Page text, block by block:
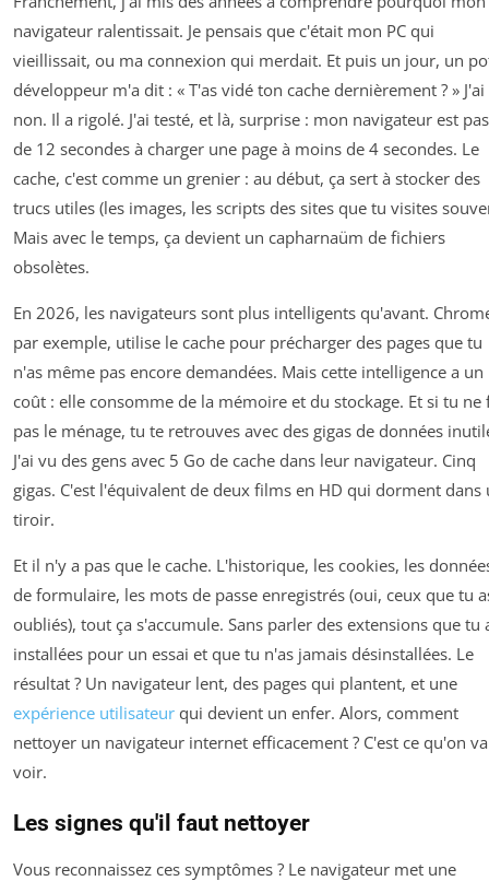
navigateur ralentissait. Je pensais que c'était mon PC qui
vieillissait, ou ma connexion qui merdait. Et puis un jour, un
développeur m'a dit : « T'as vidé ton cache dernièrement ? »
non. Il a rigolé. J'ai testé, et là, surprise : mon navigateur est
de 12 secondes à charger une page à moins de 4 secondes. Le
cache, c'est comme un grenier : au début, ça sert à stocker des
trucs utiles (les images, les scripts des sites que tu visites
Mais avec le temps, ça devient un capharnaüm de fichiers
obsolètes.
En 2026, les navigateurs sont plus intelligents qu'avant.
par exemple, utilise le cache pour précharger des pages que tu
n'as même pas encore demandées. Mais cette intelligence a un
coût : elle consomme de la mémoire et du stockage. Et si tu ne
pas le ménage, tu te retrouves avec des gigas de données
J'ai vu des gens avec 5 Go de cache dans leur navigateur. Cinq
gigas. C'est l'équivalent de deux films en HD qui dorment dans
tiroir.
Et il n'y a pas que le cache. L'historique, les cookies, les
de formulaire, les mots de passe enregistrés (oui, ceux que tu
oubliés), tout ça s'accumule. Sans parler des extensions que tu
installées pour un essai et que tu n'as jamais désinstallées. Le
résultat ? Un navigateur lent, des pages qui plantent, et une
expérience utilisateur qui devient un enfer. Alors, comment
nettoyer un navigateur internet efficacement ? C'est ce qu'on va
voir.
Les signes qu'il faut nettoyer
Vous reconnaissez ces symptômes ? Le navigateur met une